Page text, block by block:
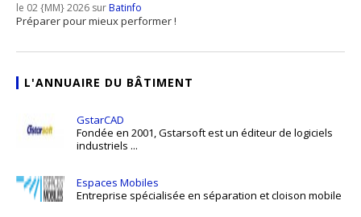
le 02 {MM} 2026 surBatinfo
Préparer pour mieux performer !
L'ANNUAIRE DU BÂTIMENT
GstarCAD
Fondée en 2001, Gstarsoft est un éditeur de logiciels
industriels ...
Espaces Mobiles
Entreprise spécialisée en séparation et cloison mobile